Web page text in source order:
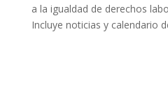
a la igualdad de derechos
Incluye noticias y calendario